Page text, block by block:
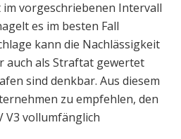
im vorgeschriebenen Intervall
es im besten Fall
kann die Nachlässigkeit
auch als Straftat gewertet
sind denkbar. Aus diesem
zu empfehlen, den
V3 vollumfänglich